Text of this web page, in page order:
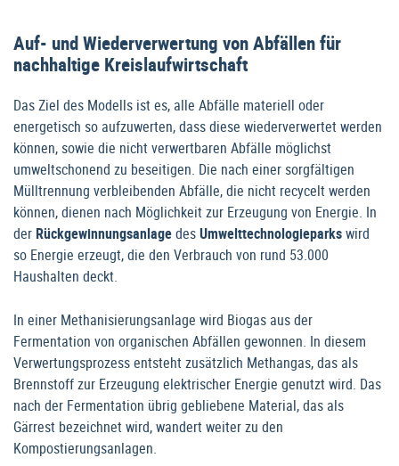
Auf- und Wiederverwertung von Abfällen für
nachhaltige Kreislaufwirtschaft
Das Ziel des Modells ist es, alle Abfälle materiell oder
energetisch so aufzuwerten, dass diese wiederverwertet werden
können, sowie die nicht verwertbaren Abfälle möglichst
umweltschonend zu beseitigen. Die nach einer sorgfältigen
Mülltrennung verbleibenden Abfälle, die nicht recycelt werden
können, dienen nach Möglichkeit zur Erzeugung von Energie. In
der RückgewinnungsanlagedesUmwelttechnologieparkswird
so Energie erzeugt, die den Verbrauch von rund 53.000
Haushalten deckt.
In einer Methanisierungsanlage wird Biogas aus der
Fermentation von organischen Abfällen gewonnen. In diesem
Verwertungsprozess entsteht zusätzlich Methangas, das als
Brennstoff zur Erzeugung elektrischer Energie genutzt wird. Das
nach der Fermentation übrig gebliebene Material, das als
Gärrest bezeichnet wird, wandert weiter zu den
Kompostierungsanlagen.